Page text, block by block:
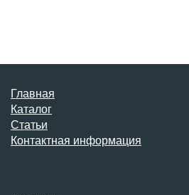
Главная
Каталог
Статьи
Контактная информация